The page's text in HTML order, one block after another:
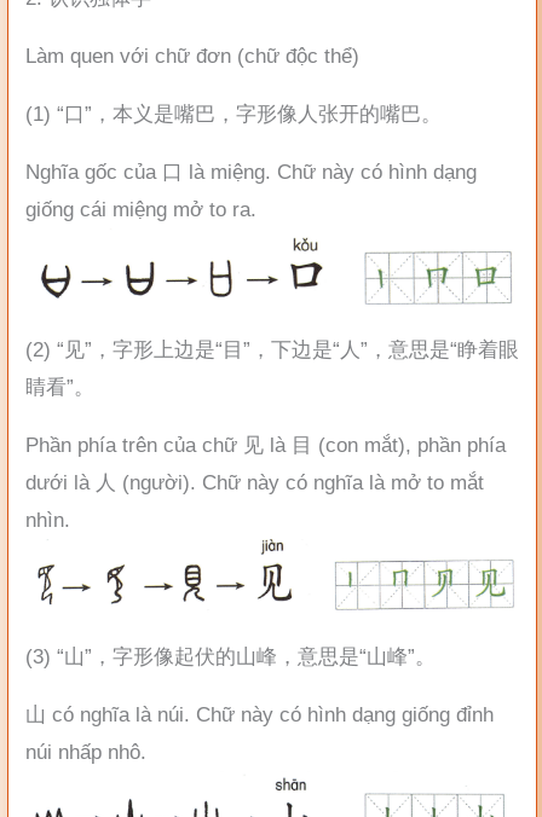
Làm quen với chữ đơn (chữ độc thể)
(1) “口”，本义是嘴巴，字形像人张开的嘴巴。
Nghĩa gốc của 口 là miệng. Chữ này có hình dạng
giống cái miệng mở to ra.
(2) “见”，字形上边是“目”，下边是“人”，意思是“睁着眼
睛看”。
Phần phía trên của chữ 见 là 目 (con mắt), phần phía
dưới là 人 (người). Chữ này có nghĩa là mở to mắt
nhìn.
(3) “山”，字形像起伏的山峰，意思是“山峰”。
山 có nghĩa là núi. Chữ này có hình dạng giống đỉnh
núi nhấp nhô.